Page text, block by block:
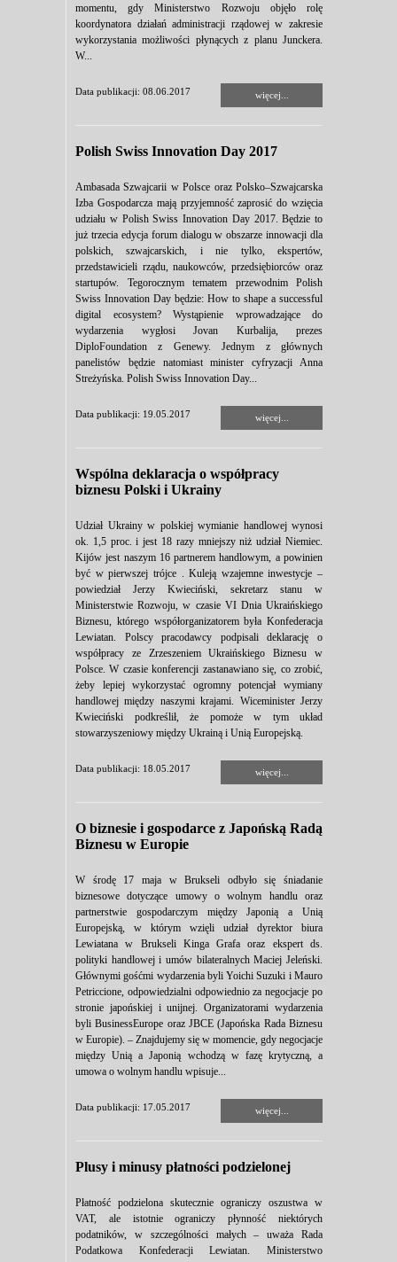
momentu, gdy Ministerstwo Rozwoju objęło rolę
koordynatora działań administracji rządowej w zakresie
wykorzystania możliwości płynących z planu Junckera.
W...
Data publikacji: 08.06.2017 więcej...
Polish Swiss Innovation Day 2017
Ambasada Szwajcarii w Polsce oraz Polsko–Szwajcarska
Izba Gospodarcza mają przyjemność zaprosić do wzięcia
udziału w Polish Swiss Innovation Day 2017. Będzie to
już trzecia edycja forum dialogu w obszarze innowacji dla
polskich, szwajcarskich, i nie tylko, ekspertów,
przedstawicieli rządu, naukowców, przedsiębiorców oraz
startupów. Tegorocznym tematem przewodnim Polish
Swiss Innovation Day będzie: How to shape a successful
digital ecosystem? Wystąpienie wprowadzające do
wydarzenia wygłosi Jovan Kurbalija, prezes
DiploFoundation z Genewy. Jednym z głównych
panelistów będzie natomiast minister cyfryzacji Anna
Streżyńska. Polish Swiss Innovation Day...
Data publikacji: 19.05.2017 więcej...
Wspólna deklaracja o współpracy
biznesu Polski i Ukrainy
Udział Ukrainy w polskiej wymianie handlowej wynosi
ok. 1,5 proc. i jest 18 razy mniejszy niż udział Niemiec.
Kijów jest naszym 16 partnerem handlowym, a powinien
być w pierwszej trójce . Kuleją wzajemne inwestycje –
powiedział Jerzy Kwieciński, sekretarz stanu w
Ministerstwie Rozwoju, w czasie VI Dnia Ukraińskiego
Biznesu, którego współorganizatorem była Konfederacja
Lewiatan. Polscy pracodawcy podpisali deklarację o
współpracy ze Zrzeszeniem Ukraińskiego Biznesu w
Polsce. W czasie konferencji zastanawiano się, co zrobić,
żeby lepiej wykorzystać ogromny potencjał wymiany
handlowej między naszymi krajami. Wiceminister Jerzy
Kwieciński podkreślił, że pomoże w tym układ
stowarzyszeniowy między Ukrainą i Unią Europejską.
Data publikacji: 18.05.2017 więcej...
O biznesie i gospodarce z Japońską Radą
Biznesu w Europie
W środę 17 maja w Brukseli odbyło się śniadanie
biznesowe dotyczące umowy o wolnym handlu oraz
partnerstwie gospodarczym między Japonią a Unią
Europejską, w którym wzięli udział dyrektor biura
Lewiatana w Brukseli Kinga Grafa oraz ekspert ds.
polityki handlowej i umów bilateralnych Maciej Jeleński.
Głównymi gośćmi wydarzenia byli Yoichi Suzuki i Mauro
Petriccione, odpowiedzialni odpowiednio za negocjacje po
stronie japońskiej i unijnej. Organizatorami wydarzenia
byli BusinessEurope oraz JBCE (Japońska Rada Biznesu
w Europie). – Znajdujemy się w momencie, gdy negocjacje
między Unią a Japonią wchodzą w fazę krytyczną, a
umowa o wolnym handlu wpisuje...
Data publikacji: 17.05.2017 więcej...
Plusy i minusy płatności podzielonej
Płatność podzielona skutecznie ograniczy oszustwa w
VAT, ale istotnie ograniczy płynność niektórych
podatników, w szczególności małych – uważa Rada
Podatkowa Konfederacji Lewiatan. Ministerstwo